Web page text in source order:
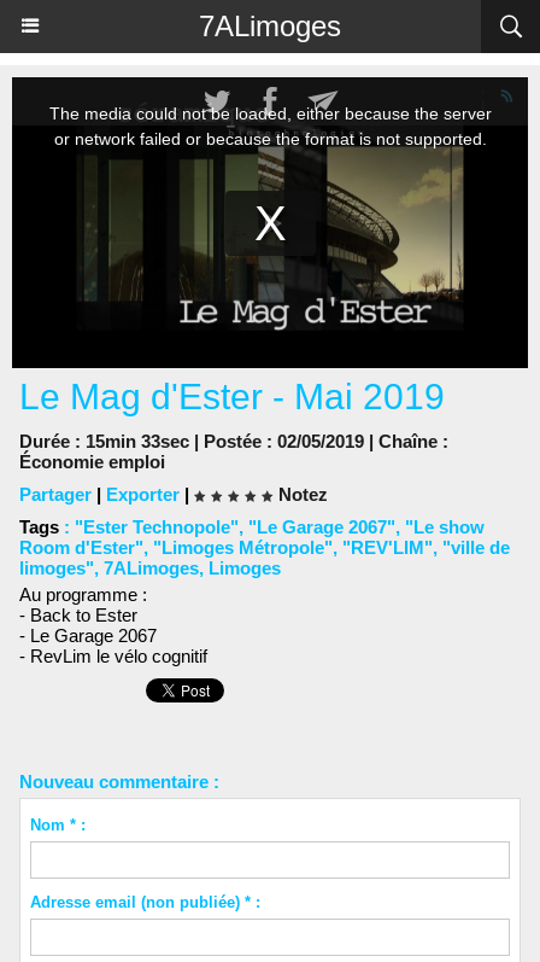
7ALimoges
Le Mag d'Ester - Mai 2019
Durée : 15min 33sec | Postée : 02/05/2019 | Chaîne :
Économie emploi
Partager | Exporter |
Notez
Tags : "Ester Technopole", "Le Garage 2067", "Le show
Room d'Ester", "Limoges Métropole", "REV'LIM", "ville de
limoges", 7ALimoges, Limoges
Au programme :
- Back to Ester
- Le Garage 2067
- RevLim le vélo cognitif
Nouveau commentaire :
Nom * :
Adresse email (non publiée) * :